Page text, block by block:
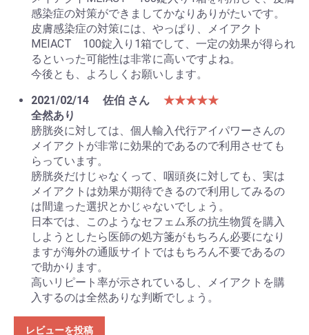
感染症の対策ができましてかなりありがたいです。
皮膚感染症の対策には、やっぱり、メイアクト
MEIACT 100錠入り1箱でして、一定の効果が得られ
るといった可能性は非常に高いですよね。
今後とも、よろしくお願いします。
2021/02/14
佐伯 さん
★★★★★
全然あり
膀胱炎に対しては、個人輸入代行アイパワーさんの
メイアクトが非常に効果的であるので利用させても
らっています。
膀胱炎だけじゃなくって、咽頭炎に対しても、実は
メイアクトは効果が期待できるので利用してみるの
は間違った選択とかじゃないでしょう。
日本では、このようなセフェム系の抗生物質を購入
しようとしたら医師の処方箋がもちろん必要になり
ますが海外の通販サイトではもちろん不要であるの
で助かります。
高いリピート率が示されているし、メイアクトを購
入するのは全然ありな判断でしょう。
レビューを投稿